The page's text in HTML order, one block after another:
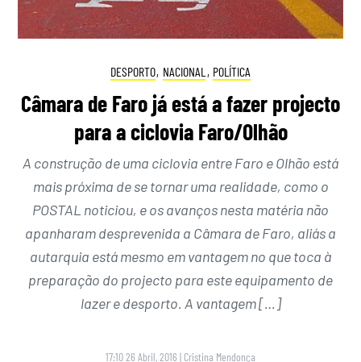
DESPORTO, NACIONAL , POLÍTICA
Câmara de Faro já está a fazer projecto
para a ciclovia Faro/Olhão
A construção de uma ciclovia entre Faro e Olhão está
mais próxima de se tornar uma realidade, como o
POSTAL noticiou, e os avanços nesta matéria não
apanharam desprevenida a Câmara de Faro, aliás a
autarquia está mesmo em vantagem no que toca à
preparação do projecto para este equipamento de
lazer e desporto. A vantagem […]
17:10 26 Abril, 2016 | Cristina Mendonça